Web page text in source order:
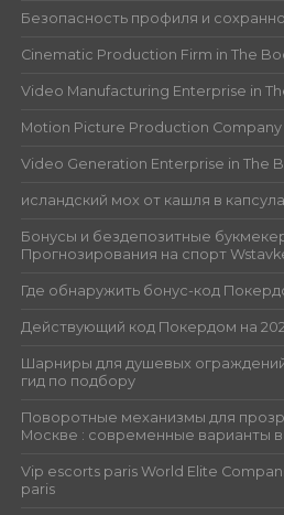
Безопасность профиля и
Cinematic Production Firm in The
Video Manufacturing Enterprise in
Motion Picture Production Company
Video Generation Enterprise in The
исландский мох от кашля в
Бонусы и бездепозитные
Прогнозирования на спорт
Где обнаружить бонус-код
Действующий код Покердом на
Шарниры для душевых
гид по подбору
Поворотные механизмы для
Москве : современные варианты
Vip escorts paris World Elite
paris